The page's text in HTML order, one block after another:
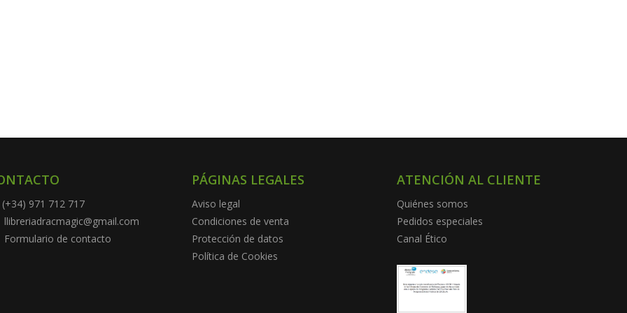
(+34) 971 712 717
llibreriadracmagic@gmail.com
Formulario de contacto
PÁGINAS LEGALES
Aviso legal
Condiciones de venta
Protección de datos
Política de Cookies
ATENCIÓN AL CLIENTE
Quiénes somos
Pedidos especiales
Canal Ético